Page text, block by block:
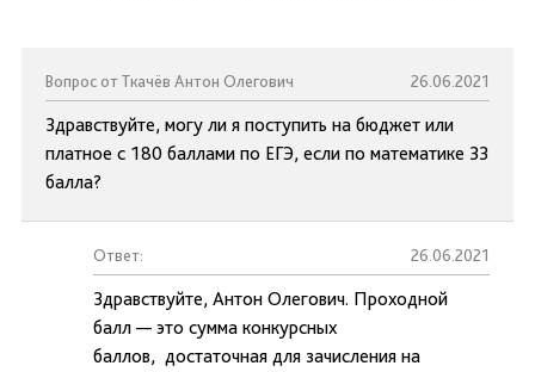
Вопрос от Ткачёв Антон Олегович 26.06.2021
Здравствуйте, могу ли я поступить на бюджет или
платное с 180 баллами по ЕГЭ, если по математике 33
балла?
Ответ: 26.06.2021
Здравствуйте, Антон Олегович. Проходной
балл — это сумма конкурсных
баллов, достаточная для зачисления на